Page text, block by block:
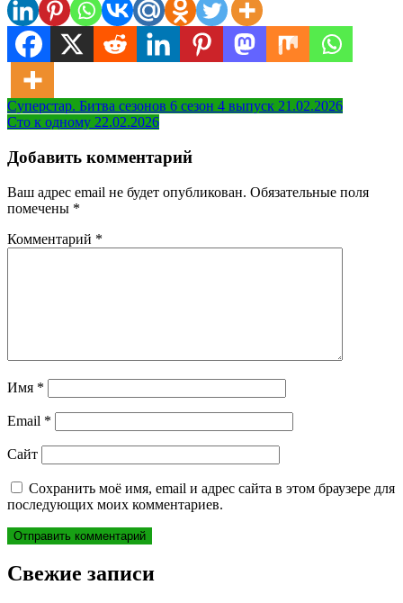
Навигация
по
записям
Суперстар. Битва сезонов 6 сезон 4 выпуск 21.02.2026
Сто к одному 22.02.2026
Добавить комментарий
Ваш адрес email не будет опубликован. Обязательные поля
помечены *
Комментарий *
Имя *
Email *
Сайт
Сохранить моё имя, email и адрес сайта в этом браузере для
последующих моих комментариев.
Свежие записи